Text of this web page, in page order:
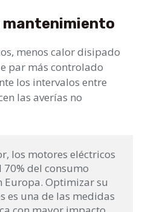
mantenimiento
menos calor disipado
par más controlado
los intervalos entre
las averías no
los motores eléctricos
del consumo
Optimizar su
es una de las medidas